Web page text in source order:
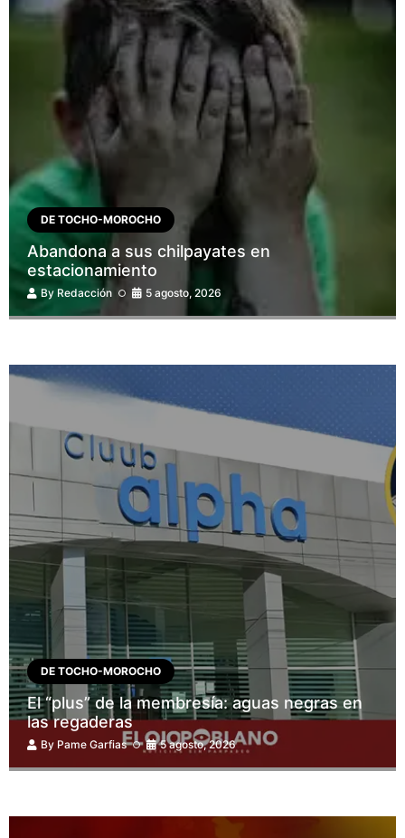
DE TOCHO-MOROCHO
Abandona a sus chilpayates en
estacionamiento
By Redacción 5 agosto, 2026
DE TOCHO-MOROCHO
El “plus” de la membresía: aguas negras en
las regaderas
By Pame Garfias 5 agosto, 2026